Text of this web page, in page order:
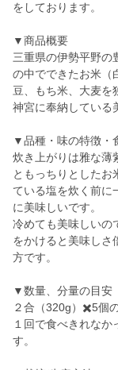
をしております。
▼商品概要
三重県の伊勢平野の
の中でできたお米（
豆、もち米、大麦を
神宮に奉納している
▼品種・味の特徴・
炊き上がりは雅な薄
ともっちりとしたお
ている塩を炊く前に
に美味しいです。
冷めても美味しいの
をかけると美味しさ
方です。
▼数量、分量の目安
２合（320g）✖️5個
１回で食べきれな
す。